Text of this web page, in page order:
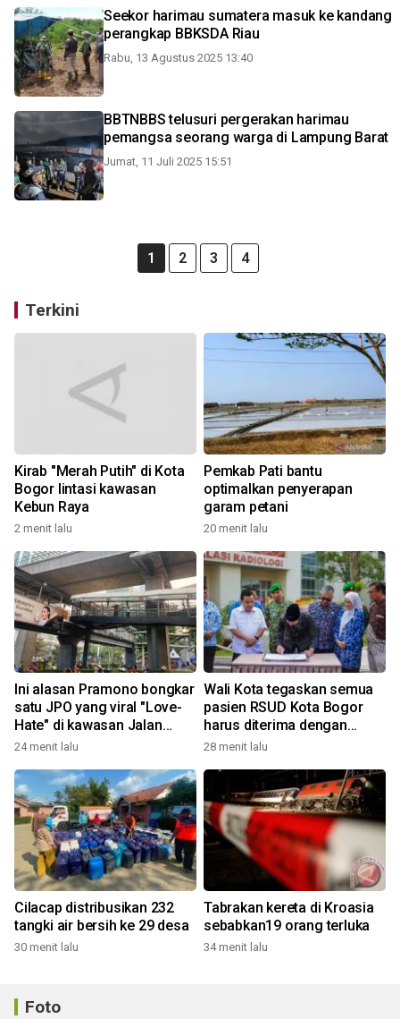
Seekor harimau sumatera masuk ke kandang
perangkap BBKSDA Riau
Rabu, 13 Agustus 2025 13:40
BBTNBBS telusuri pergerakan harimau
pemangsa seorang warga di Lampung Barat
Jumat, 11 Juli 2025 15:51
1 2 3 4
Terkini
Kirab "Merah Putih" di Kota
Bogor lintasi kawasan
Kebun Raya
2 menit lalu
Pemkab Pati bantu
optimalkan penyerapan
garam petani
20 menit lalu
Ini alasan Pramono bongkar
satu JPO yang viral "Love-
Hate" di kawasan Jalan
Rasuna Said
24 menit lalu
Wali Kota tegaskan semua
pasien RSUD Kota Bogor
harus diterima dengan
profesional
28 menit lalu
Cilacap distribusikan 232
tangki air bersih ke 29 desa
30 menit lalu
Tabrakan kereta di Kroasia
sebabkan19 orang terluka
34 menit lalu
Foto